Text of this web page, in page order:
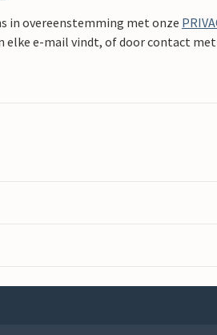
in overeenstemming met onze
elke e-mail vindt, of door contact